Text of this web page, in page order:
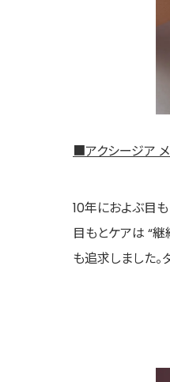
■アクシージア メ
10年におよぶ目も
目もとケアは “継
も追求しました